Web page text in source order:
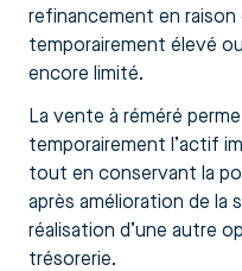
refinancement en raison
temporairement élevé
encore limité.
La vente à réméré
temporairement l’actif
tout en conservant la
après amélioration de la
réalisation d’une autre
trésorerie.